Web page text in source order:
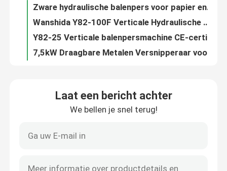
Kwaliteitscontrole
Neem contact met ons op
Vraag een offerte
Industriële Persmachine
Y82-25 Verticale balenpersmachine CE-certificaat Verticale plastic balenpers
Hoge snelheid 22kW industriële metaalscherper 16rpm voor het verkleinen en recyclen van metaalschroot
Laat een bericht achter
We bellen je snel terug!